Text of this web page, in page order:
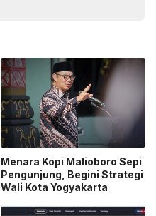
Menara Kopi Malioboro Sepi
Pengunjung, Begini Strategi
Wali Kota Yogyakarta